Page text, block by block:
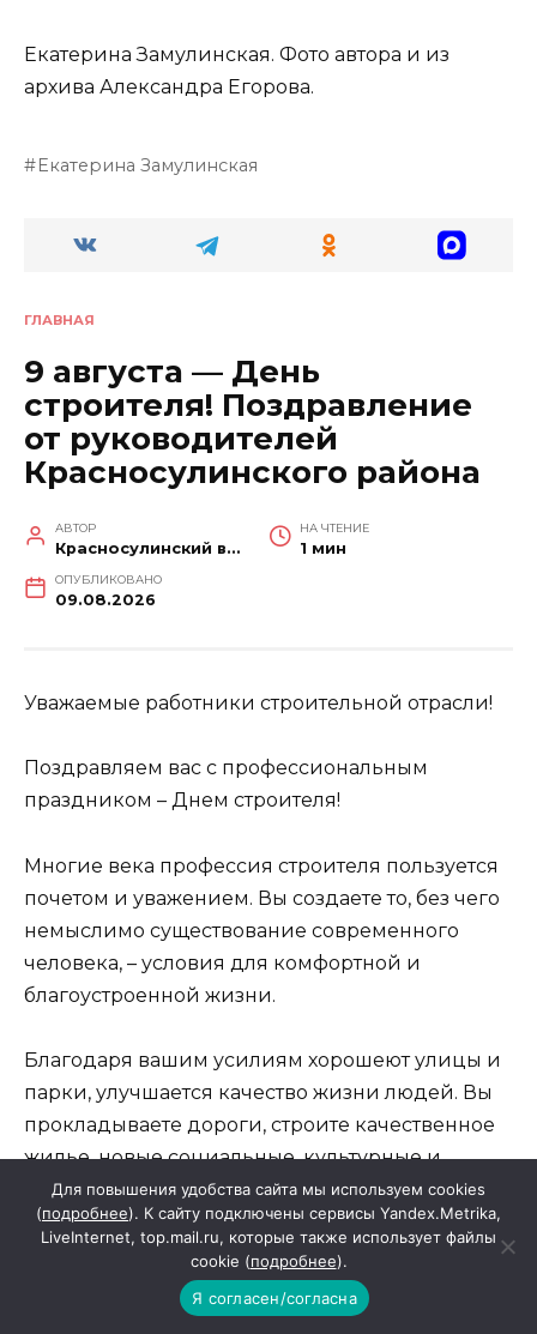
Екатерина Замулинская. Фото автора и из
архива Александра Егорова.
Екатерина Замулинская
ГЛАВНАЯ
9 августа — День
строителя! Поздравление
от руководителей
Красносулинского района
АВТОР
Красносулинский вестник
НА ЧТЕНИЕ
1 мин
ОПУБЛИКОВАНО
09.08.2026
Уважаемые работники строительной отрасли!
Поздравляем вас с профессиональным
праздником – Днем строителя!
Многие века профессия строителя пользуется
почетом и уважением. Вы создаете то, без чего
немыслимо существование современного
человека, – условия для комфортной и
благоустроенной жизни.
Благодаря вашим усилиям хорошеют улицы и
парки, улучшается качество жизни людей. Вы
прокладываете дороги, строите качественное
жилье, новые социальные, культурные и
промышленные объекты.
Сердечно поздравляем с праздником
ветеранов, которые отдали строительству
лучшие годы, всех тех, кто и сейчас работает в
Для повышения удобства сайта мы используем cookies
(подробнее). К сайту подключены сервисы Yandex.Metrika,
LiveInternet, top.mail.ru, которые также использует файлы
cookie (подробнее).
Я согласен/согласна